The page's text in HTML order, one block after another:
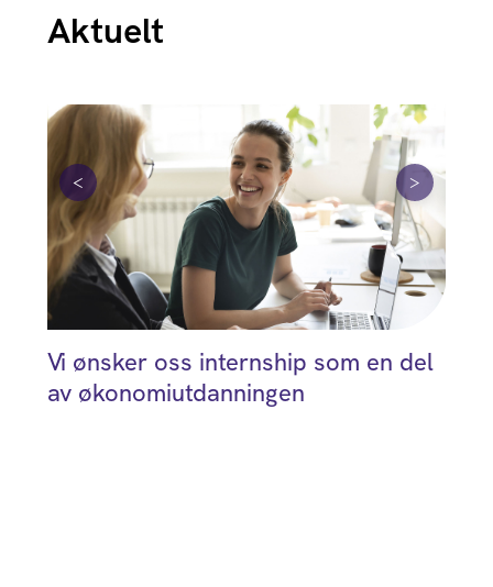
Aktuelt
Vi ønsker oss internship som en del
av økonomiutdanningen
< >